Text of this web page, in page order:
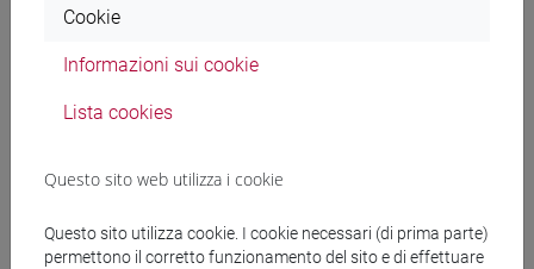
LANZINI Pietro- 30h Lezione
Materiali su Moodle
Cookie
Informazioni sui cookie
Lista cookies
Questo sito web utilizza i cookie
Questo sito utilizza cookie. I cookie necessari (di prima parte)
permettono il corretto funzionamento del sito e di effettuare